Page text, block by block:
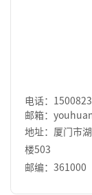
电话：
邮箱：
地址：厦门市
楼503
邮编：361000